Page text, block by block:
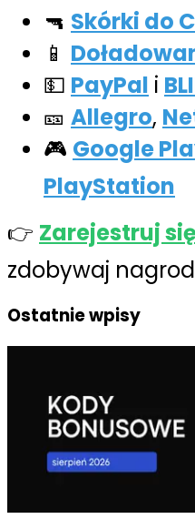
🔫 Skórki do
📱
💵 PayPal i
🎫 Allegro,
🎮 Google
PlayStation
👉 Zarejestruj się
zdobywaj
Ostatnie wpisy